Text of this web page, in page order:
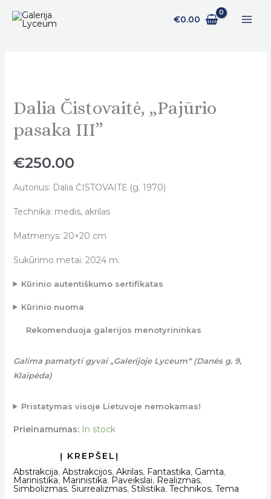
prie
€0.00
Dalia Čistovaitė, „Pajūrio
pasaka III”
€250.00
Autorius: Dalia ČISTOVAITĖ (g. 1970)
Technika: medis, akrilas
Matmenys: 20×20 cm
Sukūrimo metai: 2024 m.
Kūrinio autentiškumo sertifikatas
Kūrinio nuoma
Rekomenduoja galerijos menotyrininkas
Galima pamatyti gyvai „Galerijoje Lyceum“ (Danės g. 9,
Klaipėda)
Pristatymas visoje Lietuvoje nemokamas!
Prieinamumas: In stock
Dalia
Čistovaitė,
„Pajūrio
III"
quantity
Abstrakcija, Abstrakcijos, Akrilas, Fantastika, Gamta,
Marinistika, Marinistika, Paveikslai, Realizmas,
Simbolizmas, Siurrealizmas, Stilistika, Technikos, Tema